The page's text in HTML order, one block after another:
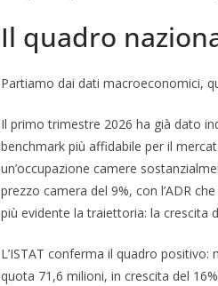
Il quadro
Partiamo dai dati macroeconomici,
Il primo trimestre 2026 ha già dato
benchmark più affidabile per il
un’occupazione camere
prezzo camera del 9%, con l’ADR
più evidente la traiettoria: la crescita
L’ISTAT conferma il quadro
quota 71,6 milioni, in crescita del